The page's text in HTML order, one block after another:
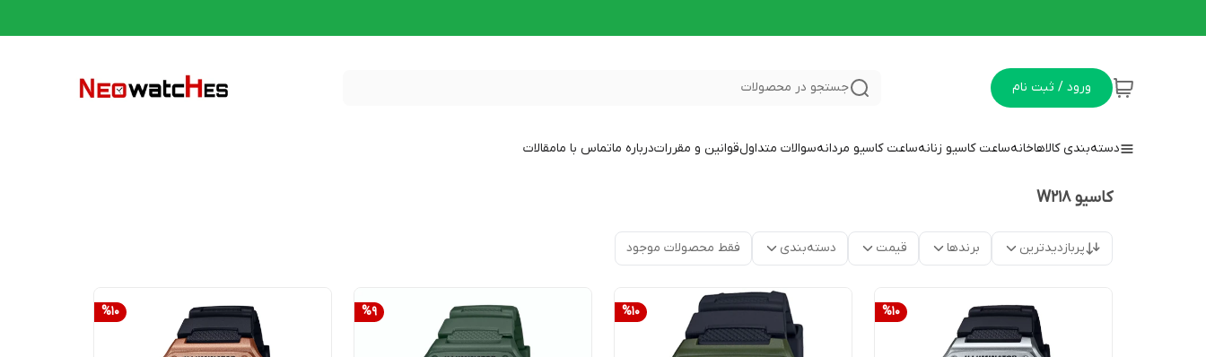
ورود / ثبت نام جستجو در محصولات
دسته‌بندی کالاهاخانهساعت کاسیو زنانهساعت کاسیو مردانهسوالات متداولقوانین و مقرراتدرباره ماتماس با مامقالات
کاسیو W218
پربازدیدترین برندها قیمت دسته‌بندی فقط محصولات موجود
%10
%10
%9
%10